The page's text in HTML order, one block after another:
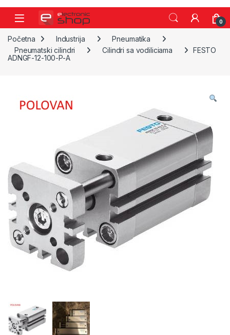
Skip to navigation
Skip to content
0
Početna Industrija
Pneumatika
Pneumatski cilindri
Cilindri sa vodiliciama
FESTO
ADNGF-12-100-P-A